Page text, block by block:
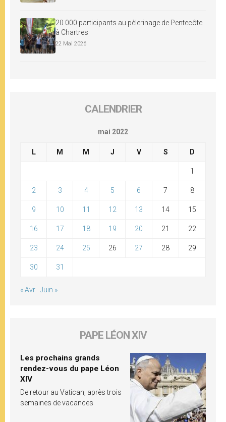
20 000 participants au pèlerinage de Pentecôte
à Chartres
22 Mai 2026
CALENDRIER
mai 2022
L M M J V S D
1
2 3 4 5 6 7 8
9 10 11 12 13 14 15
16 17 18 19 20 21 22
23 24 25 26 27 28 29
30 31
« Avr Juin »
PAPE LÉON XIV
Les prochains grands
rendez-vous du pape Léon
XIV
De retour au Vatican, après trois
semaines de vacances